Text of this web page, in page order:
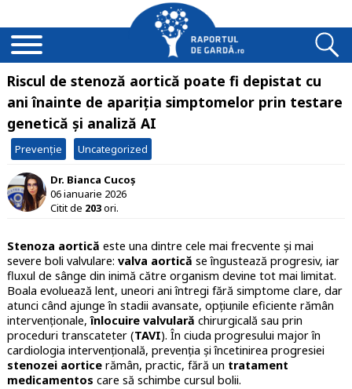
Riscul de stenoză aortică poate fi depistat cu
ani înainte de apariția simptomelor prin testare
genetică și analiză AI
Prevenție Uncategorized
Dr. Bianca Cucoș
06 ianuarie 2026
Citit de 203ori.
Stenoza aortică este una dintre cele mai frecvente și mai
severe boli valvulare: valva aortică se îngustează progresiv, iar
fluxul de sânge din inimă către organism devine tot mai limitat.
Boala evoluează lent, uneori ani întregi fără simptome clare, dar
atunci când ajunge în stadii avansate, opțiunile eficiente rămân
intervenționale,înlocuire valvulară chirurgicală sau prin
proceduri transcateter (TAVI). În ciuda progresului major în
cardiologia intervențională, prevenția și încetinirea progresiei
stenozei aorticerămân, practic, fără un tratament
medicamentos care să schimbe cursul bolii.